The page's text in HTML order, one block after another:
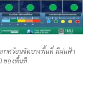
กาศร้อนจัดบางพื้นที่ มีฝนฟ้า
ของพื้นที่